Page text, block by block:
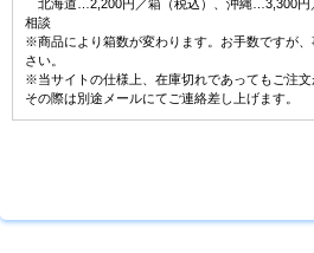
北海道…2,200円／箱（税込）、沖縄…3,300円
相談
※商品により箱数が変わります。お手数ですが
さい。
※当サイトの仕様上、在庫切れであってもご注文
その際は別途メールにてご連絡差し上げます。